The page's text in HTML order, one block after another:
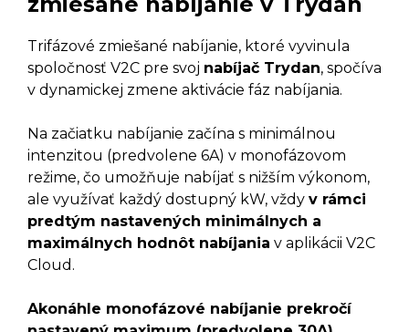
Trifázové zmiešané nabíjanie, ktoré vyvinula
spoločnosť V2C pre svoj nabíjač Trydan, spočíva
v dynamickej zmene aktivácie fáz nabíjania.
Na začiatku nabíjanie začína s minimálnou
intenzitou (predvolene 6A) v monofázovom
režime, čo umožňuje nabíjať s nižším výkonom,
ale využívať každý dostupný kW, vždy v rámci
predtým nastavených minimálnych a
maximálnych hodnôt nabíjania v aplikácii V2C
Cloud.
Akonáhle monofázové nabíjanie prekročí